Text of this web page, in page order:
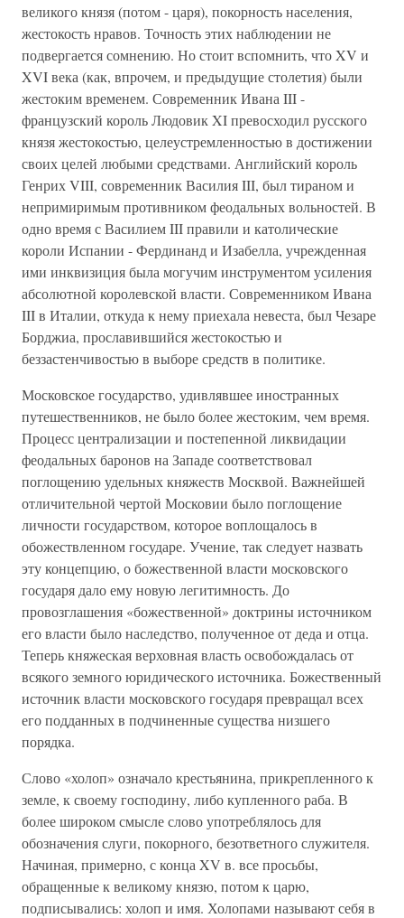
великого князя (потом - царя), покорность населения,
жестокость нравов. Точность этих наблюдении не
подвергается сомнению. Но стоит вспомнить, что XV и
XVI века (как, впрочем, и предыдущие столетия) были
жестоким временем. Современник Ивана III -
французский король Людовик XI превосходил русского
князя жестокостью, целеустремленностью в достижении
своих целей любыми средствами. Английский король
Генрих VIII, современник Василия III, был тираном и
непримиримым противником феодальных вольностей. В
одно время с Василием III правили и католические
короли Испании - Фердинанд и Изабелла, учрежденная
ими инквизиция была могучим инструментом усиления
абсолютной королевской власти. Современником Ивана
III в Италии, откуда к нему приехала невеста, был Чезаре
Борджиа, прославившийся жестокостью и
беззастенчивостью в выборе средств в политике.
Московское государство, удивлявшее иностранных
путешественников, не было более жестоким, чем время.
Процесс централизации и постепенной ликвидации
феодальных баронов на Западе соответствовал
поглощению удельных княжеств Москвой. Важнейшей
отличительной чертой Московии было поглощение
личности государством, которое воплощалось в
обожествленном государе. Учение, так следует назвать
эту концепцию, о божественной власти московского
государя дало ему новую легитимность. До
провозглашения «божественной» доктрины источником
его власти было наследство, полученное от деда и отца.
Теперь княжеская верховная власть освобождалась от
всякого земного юридического источника. Божественный
источник власти московского государя превращал всех
его подданных в подчиненные существа низшего
порядка.
Слово «холоп» означало крестьянина, прикрепленного к
земле, к своему господину, либо купленного раба. В
более широком смысле слово употреблялось для
обозначения слуги, покорного, безответного служителя.
Начиная, примерно, с конца XV в. все просьбы,
обращенные к великому князю, потом к царю,
подписывались: холоп и имя. Холопами называют себя в